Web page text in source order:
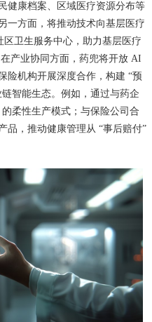
健康档案、区域医疗资源分布等
一方面，将推动技术向基层医疗
卫生服务中心，助力基层医疗
产业协同方面，药兜将开放 AI
险机构开展深度合作，构建 “预
智能生态。例如，通过与药企
柔性生产模式；与保险公司合
品，推动健康管理从 “事后赔付”